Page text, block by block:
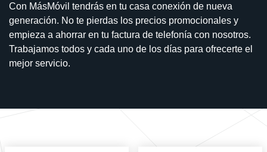
Con MásMóvil tendrás en tu casa conexión de nueva
generación. No te pierdas los precios promocionales y
empieza a ahorrar en tu factura de telefonía con nosotros.
Trabajamos todos y cada uno de los días para ofrecerte el
mejor servicio.